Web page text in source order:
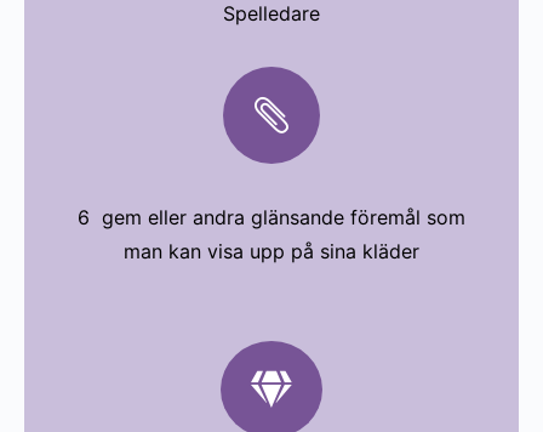
Spelledare

6 gem eller andra glänsande föremål som
man kan visa upp på sina kläder
